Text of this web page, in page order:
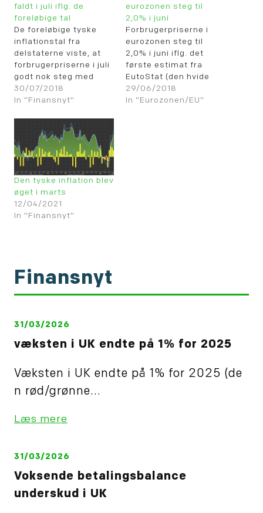
faldt i juli iflg. de
foreløbige tal
De foreløbige tyske
inflationstal fra
delstaterne viste, at
forbrugerpriserne i juli
godt nok steg med
0,3% (de gule søjler),
men det betød
inflationsrate faldt til
2,0% (den hvide kurve).
Tallene var lavere end
forventet.
30/07/2018
In "Finansnyt"
eurozonen steg til
2,0% i juni
Forbrugerpriserne i
eurozonen steg til
2,0% i juni iflg. det
første estimat fra
EutoStat (den hvide
kurve). Derimod ser
kernedelen ud til at
29/06/2018
In "Eurozonen/EU"
Den tyske inflation blev
øget i marts
12/04/2021
In "Finansnyt"
Finansnyt
31/03/2026
væksten i UK endte på 1% for 2025
Væksten i UK endte på 1% for 2025 (de
n rød/grønne...
Læs mere
31/03/2026
Voksende betalingsbalance
underskud i UK